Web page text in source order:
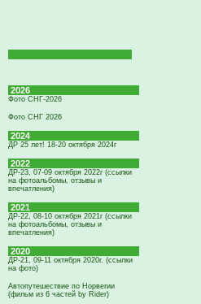
2026
Фото СНГ-2026
Фото СНГ 2026
2024
ДР 25 лет! 18-20 октября 2024г
2022
ДР-23, 07-09 октября 2022г (ссылки
на фотоальбомы, отзывы и
впечатления)
2021
ДР-22, 08-10 октября 2021г (ссылки
на фотоальбомы, отзывы и
впечатления)
2020
ДР-21, 09-11 октября 2020г. (ссылки
на фото)
Автопутешествие по Норвегии
(фильм из 6 частей by Rider)